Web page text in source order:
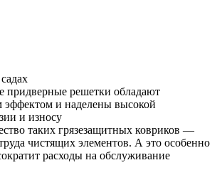
решетки обладают
эффектом и наделены высокой
и износу
таких грязезащитных ковриков —
чистящих элементов. А это особенно
расходы на обслуживание